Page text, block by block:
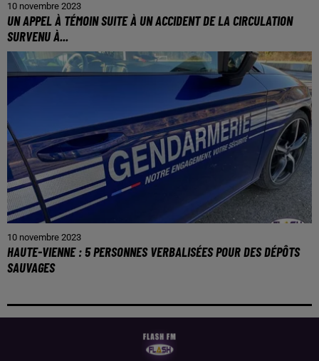
10 novembre 2023
UN APPEL À TÉMOIN SUITE À UN ACCIDENT DE LA CIRCULATION
SURVENU À...
10 novembre 2023
HAUTE-VIENNE : 5 PERSONNES VERBALISÉES POUR DES DÉPÔTS
SAUVAGES